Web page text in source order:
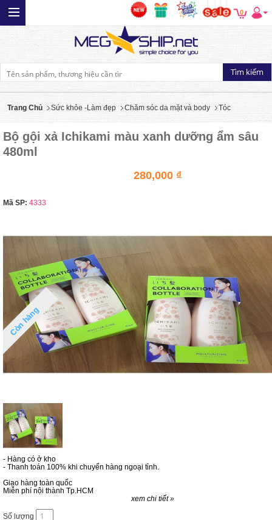
0
Trang Chủ Sức khỏe -Làm đẹp Chăm sóc da mặt và body Tóc
Bộ gội xả Ichikami màu xanh dưỡng ẩm sâu
480ml
280,000 ₫
Mã SP: 4333
Còn hàng
- Hàng có ở kho
- Thanh toán 100% khi chuyển hàng ngoại tỉnh.
Giao hàng toàn quốc
Miễn phí nội thành Tp.HCM
xem chi tiết »
Số lượng